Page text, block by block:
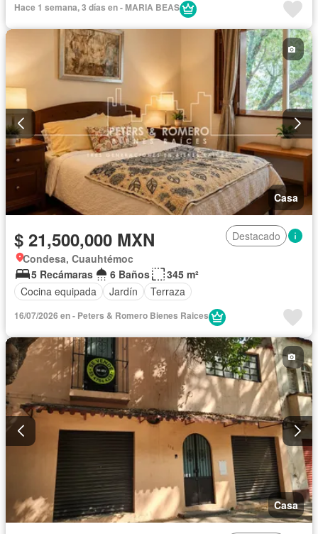
Hace 1 semana, 3 días en - MARIA BEAS
Casa
$ 21,500,000 MXN
Destacado
Condesa, Cuauhtémoc
5 Recámaras
6 Baños
345 m²
Cocina equipada
Jardín Terraza
16/07/2026 en - Peters & Romero Bienes Raices
Casa